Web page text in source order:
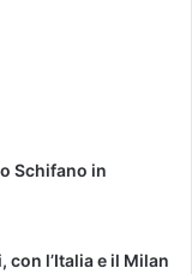
Schifano in
con l’Italia e il Milan